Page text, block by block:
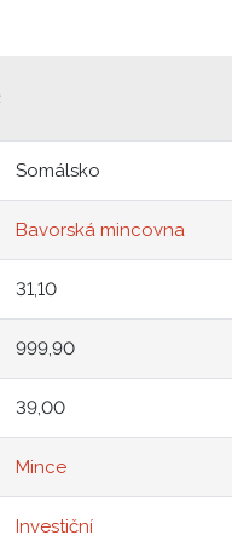
Somálsko
Bavorská mincovna
31,10
999,90
39,00
Mince
Investiční